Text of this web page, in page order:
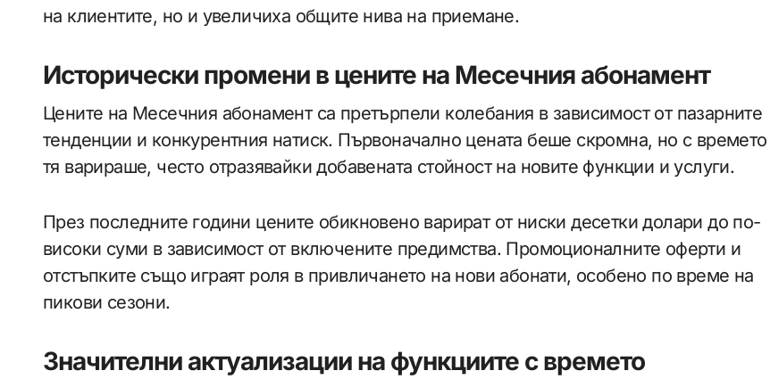
на клиентите, но и увеличиха общите нива на приемане.
Исторически промени в цените на Месечния абонамент
Цените на Месечния абонамент са претърпели колебания в зависимост от пазарните
тенденции и конкурентния натиск. Първоначално цената беше скромна, но с времето
тя варираше, често отразявайки добавената стойност на новите функции и услуги.
През последните години цените обикновено варират от ниски десетки долари до по-
високи суми в зависимост от включените предимства. Промоционалните оферти и
отстъпките също играят роля в привличането на нови абонати, особено по време на
пикови сезони.
Значителни актуализации на функциите с времето